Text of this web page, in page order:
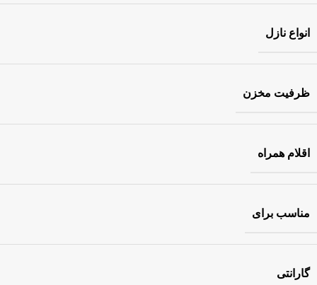
انواع نازل
ظرفیت مخزن
اقلام همراه
مناسب برای
گارانتی